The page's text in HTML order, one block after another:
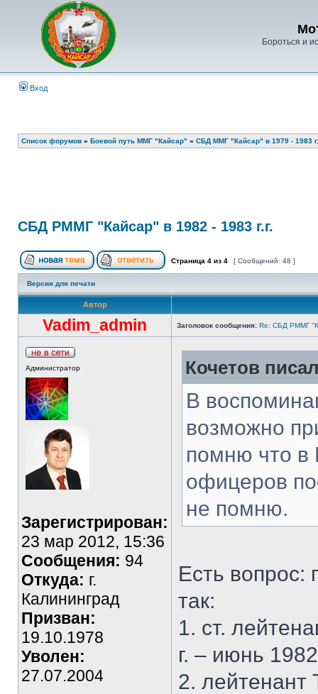
Бороться и
Вход
Список форумов » Боевой путь ММГ "Кайсар" » СБД ММГ "Кайсар" в 1979 - 1983
СБД РММГ "Кайсар" в 1982 - 1983 г.г.
Страница 4 из 4 [ Сообщений: 48 ]
Версия для печати
Автор
Vadim_admin Заголовок сообщения: Re: СБД РММГ
Администратор
Зарегистрирован:
23 мар 2012, 15:36
Сообщения: 94
Откуда: г.
Калининград
Призван:
19.10.1978
Уволен:
27.07.2004
Кочетов
В
возможно
помню что в
офицеров
не помню.
Есть
так:
1. ст.
г. – июнь 1982
2. лейтенант